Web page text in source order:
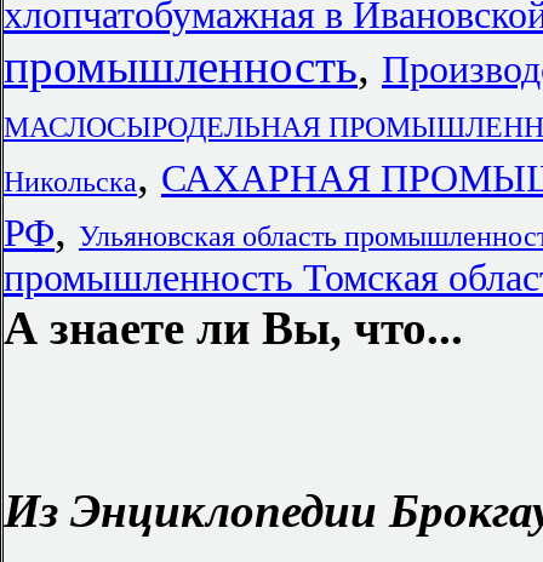
хлопчатобумажная в
промышленность,
МАСЛОСЫРОДЕЛЬНАЯ
Никольска, САХАРНАЯ
РФ, Ульяновская область
промышленность Томская
А знаете ли Вы, что...
Из Энциклопедии